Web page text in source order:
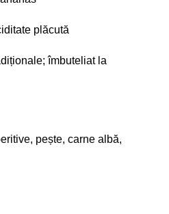
plăcută
îmbuteliat la
pește, carne albă,